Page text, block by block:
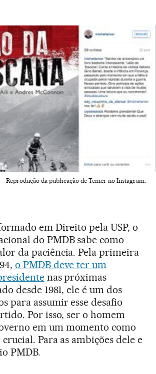
Reprodução da publicação de Temer no Instagram.
em Direito pela USP, o
do PMDB sabe como
da paciência. Pela primeira
o PMDB deve ter um
nas próximas
desde 1981, ele é um dos
para assumir esse desafio
Por isso, ser o homem
em um momento como
Para as ambições dele e
PMDB.